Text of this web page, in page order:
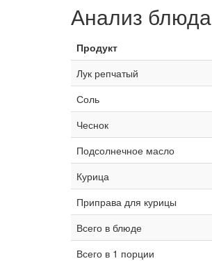
Анализ
Продукт
Лук репчатый
Соль
Чеснок
Подсолнечное масло
Курица
Приправа для курицы
Всего в блюде
Всего в 1 порции